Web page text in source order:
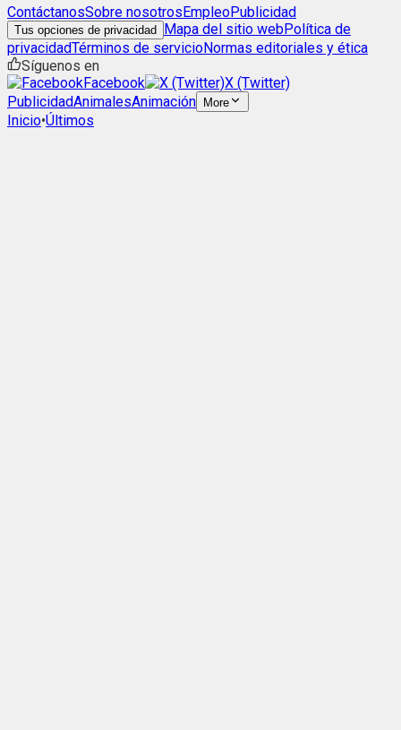
ContáctanosSobre nosotrosEmpleoPublicidad
Tus opciones de privacidad Mapa del sitio webPolítica de
privacidadTérminos de servicioNormas editoriales y ética
Síguenos en
Facebook
X (Twitter)
PublicidadAnimalesAnimación More
Inicio•Últimos